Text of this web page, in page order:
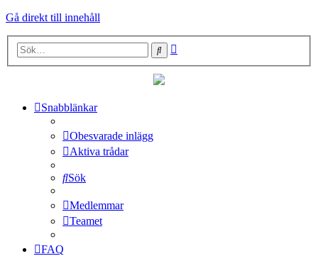
Gå direkt till innehåll
Sök
Snabblänkar
Obesvarade inlägg
Aktiva trådar
Sök
Medlemmar
Teamet
FAQ